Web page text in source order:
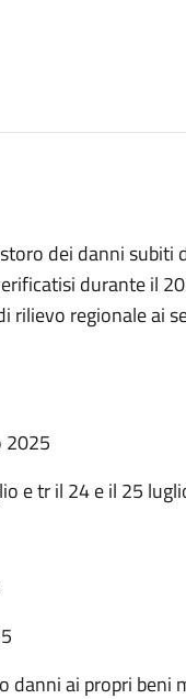
dei danni subiti
durante il
regionale ai
2025
e tr il 24 e il 25
danni ai propri beni